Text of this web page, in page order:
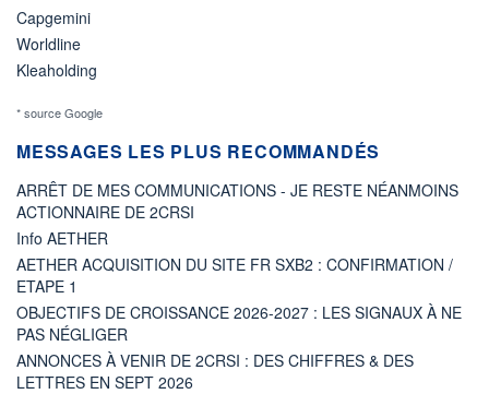
Capgemini
Worldline
Kleaholding
* source Google
MESSAGES LES PLUS RECOMMANDÉS
ARRÊT DE MES COMMUNICATIONS - JE RESTE NÉANMOINS
ACTIONNAIRE DE 2CRSI
Info AETHER
AETHER ACQUISITION DU SITE FR SXB2 : CONFIRMATION /
ETAPE 1
OBJECTIFS DE CROISSANCE 2026-2027 : LES SIGNAUX À NE
PAS NÉGLIGER
ANNONCES À VENIR DE 2CRSI : DES CHIFFRES & DES
LETTRES EN SEPT 2026